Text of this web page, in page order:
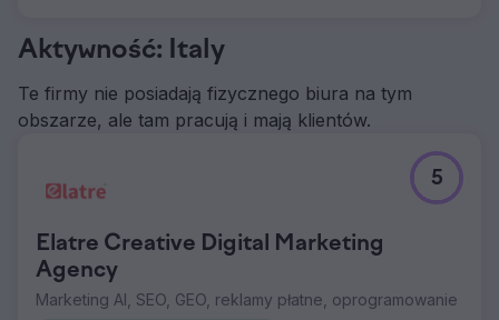
Aktywność: Italy
Te firmy nie posiadają fizycznego biura na tym
obszarze, ale tam pracują i mają klientów.
Elatre Creative Digital Marketing
Agency
Marketing AI, SEO, GEO, reklamy płatne, oprogramowanie
5